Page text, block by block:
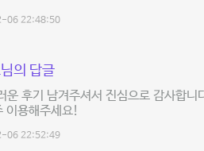
06 22:48:50
의 답글
운 후기 남겨주셔서 진심으로 감사합
이용해주세요!
06 22:52:49